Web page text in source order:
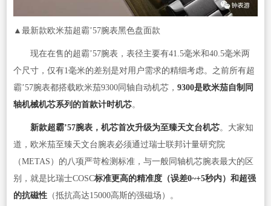
▲最新款欧米茄超霸’57腕表黑色盘面款
现在在售的超霸’57腕表，表径主要有41.5毫米和40.5毫米两
个尺寸，仅有1毫米的差别是对用户需求的精细考虑。之前所有超
霸’57腕表都搭载欧米茄9300同轴自动机芯， 9300是欧米茄自制同
轴机械机芯系列的首款计时机芯。
新款超霸’57腕表，机芯首次升级为至臻天文台机芯。大家知
道，欧米茄至臻天文台腕表必须通过瑞士联邦计量研究院
（METAS）的八项严苛检测标准，与一般同轴机芯腕表最大的区
别，就是比瑞士COSC标准更高的精准度（误差0~+5秒内）和超强
的抗磁性（抵抗高达15000高斯的强磁场）。